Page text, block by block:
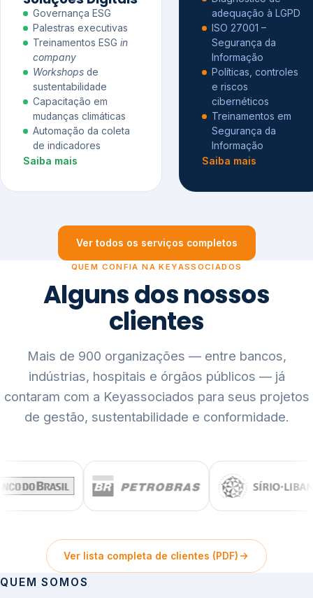
Governança ESG
Palestras executivas
Treinamentos ESG in
company
Workshops de
sustentabilidade
Capacitação em
mudanças climáticas
Automação da coleta
de indicadores
Saiba mais
adequação à LGPD
ISO 27001 –
Segurança da
Informação
Políticas, controles
e riscos
cibernéticos
Treinamentos em
Segurança da
Informação
Saiba mais
Ver todos os serviços completos
QUEM CONFIA NA KEYASSOCIADOS
Alguns dos nossos
clientes
Mais de 900 organizações — entre bancos,
indústrias, hospitais e órgãos públicos — já
contaram com a Keyassociados para seus projetos
de gestão, sustentabilidade e conformidade.
Ver lista completa de clientes (PDF)
QUEM SOMOS